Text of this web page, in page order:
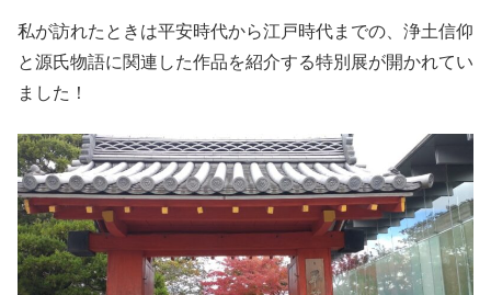
私が訪れたときは平安時代から江戸時代までの、浄土信仰
と源氏物語に関連した作品を紹介する特別展が開かれてい
ました！